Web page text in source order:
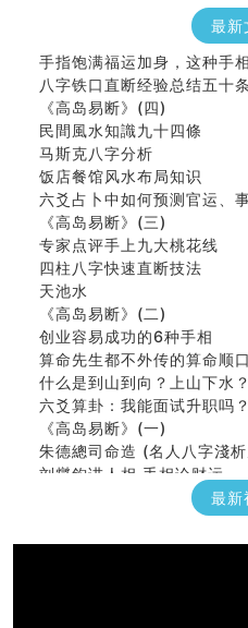
最新
手指饱满福运加身，这种手
八字铁口直断经验总结五十条
《高岛易断》(四)
民間風水知識九十四條
马斯克八字分析
饭店餐馆风水布局知识
六爻占卜中如何预测官运、
《高岛易断》(三)
专家点评手上九大桃花线
四柱八字快速直断技法
天池水
《高岛易断》(二)
创业容易成功的6种手相
算命先生都不外传的算命顺
什么是到山到向？上山下水？
六爻算卦：我能面试升职吗？
《高岛易断》(一)
朱德總司命造 (名⼈⼋字淺析
刘燮鈞讲人相 手相论财运
如何给企业起名才能提高影
种种“面相”大剖析
最新